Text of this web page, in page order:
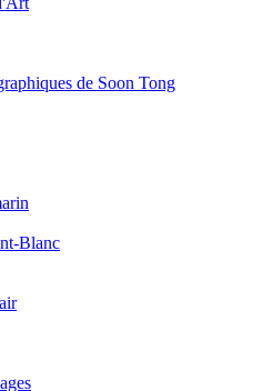
de Soon Tong
Blanc